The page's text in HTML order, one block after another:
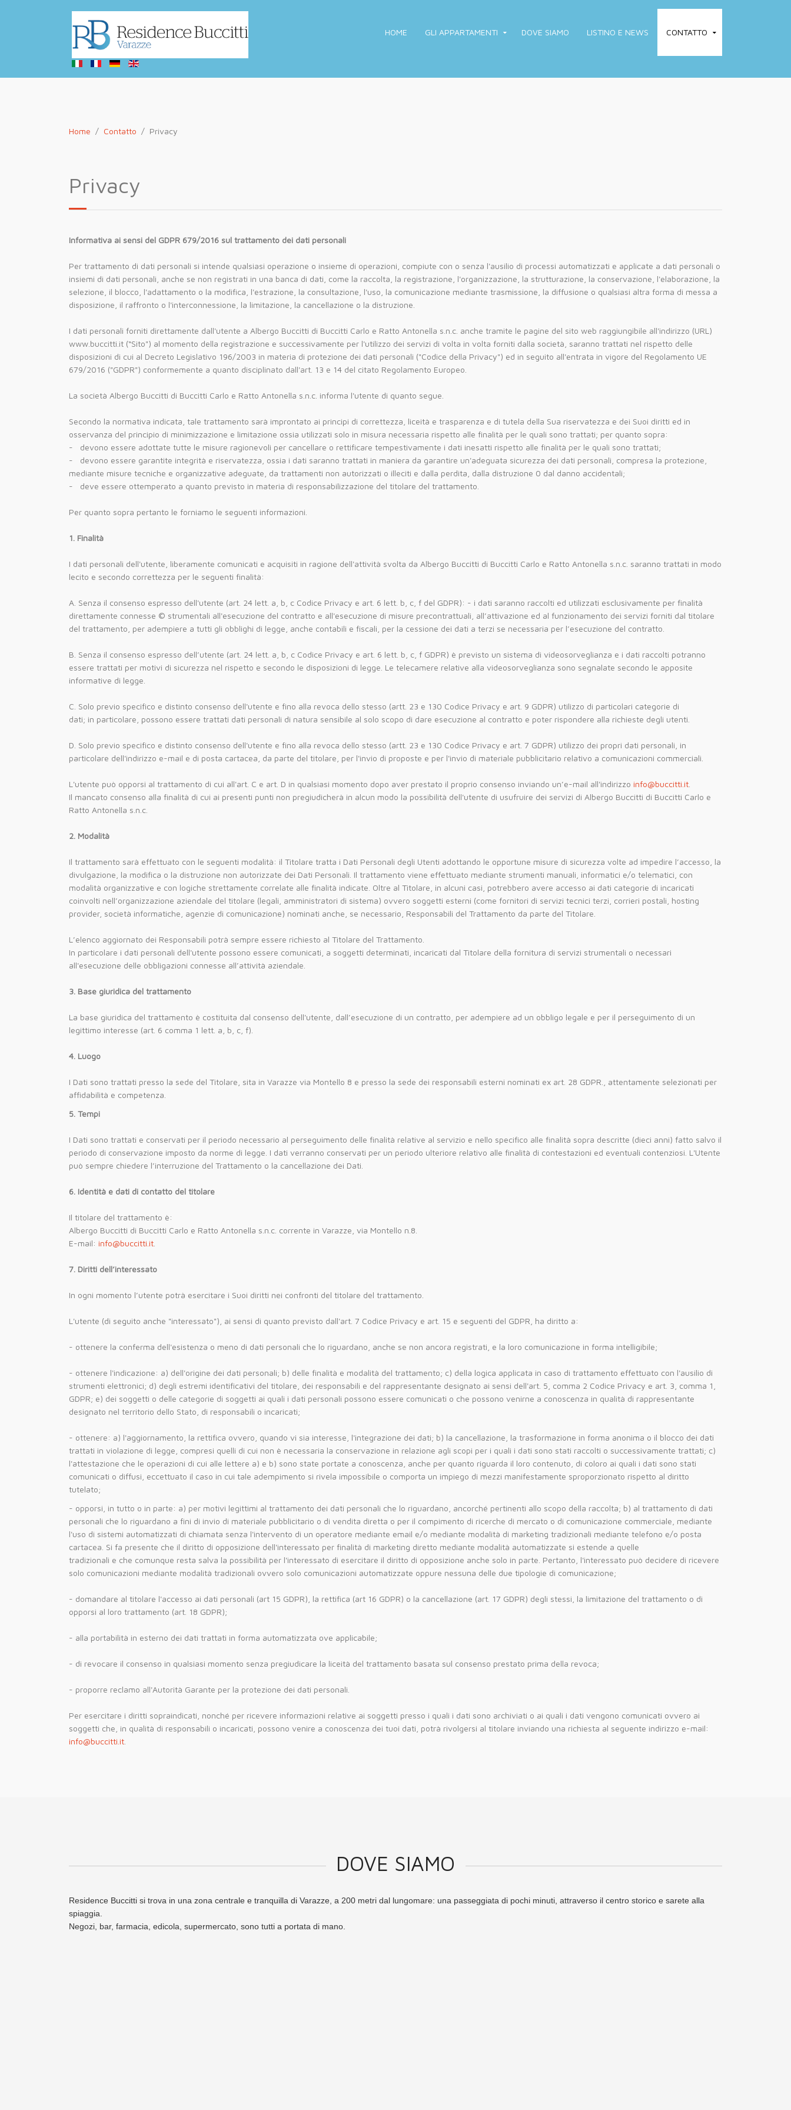
HOME GLI APPARTAMENTI DOVE SIAMO LISTINO E NEWS CONTATTO
Home Contatto Privacy
Privacy
Informativa ai sensi del GDPR 679/2016 sul trattamento dei dati personali
Per trattamento di dati personali si intende qualsiasi operazione o insieme di operazioni, compiute con o senza l'ausilio di processi automatizzati e applicate a dati personali o
insiemi di dati personali, anche se non registrati in una banca di dati, come la raccolta, la registrazione, l'organizzazione, la strutturazione, la conservazione, l'elaborazione, la
selezione, il blocco, l'adattamento o la modifica, l'estrazione, la consultazione, l'uso, la comunicazione mediante trasmissione, la diffusione o qualsiasi altra forma di messa a
disposizione, il raffronto o l'interconnessione, la limitazione, la cancellazione o la distruzione.
I dati personali forniti direttamente dall'utente a Albergo Buccitti di Buccitti Carlo e Ratto Antonella s.n.c. anche tramite le pagine del sito web raggiungibile all'indirizzo (URL)
www.buccitti.it (“Sito") al momento della registrazione e successivamente per l'utilizzo dei servizi di volta in volta forniti dalla società, saranno trattati nel rispetto delle
disposizioni di cui al Decreto Legislativo 196/2003 in materia di protezione dei dati personali ("Codice della Privacy") ed in seguito all'entrata in vigore del Regolamento UE
679/2016 ("GDPR") conformemente a quanto disciplinato dall'art. 13 e 14 del citato Regolamento Europeo.
La società Albergo Buccitti di Buccitti Carlo e Ratto Antonella s.n.c. informa l'utente di quanto segue.
Secondo la normativa indicata, tale trattamento sarà improntato ai principi di correttezza, liceità e trasparenza e di tutela della Sua riservatezza e dei Suoi diritti ed in
osservanza del principio di minimizzazione e limitazione ossia utilizzati solo in misura necessaria rispetto alle finalità per le quali sono trattati; per quanto sopra:
- devono essere adottate tutte le misure ragionevoli per cancellare o rettificare tempestivamente i dati inesatti rispetto alle finalità per le quali sono trattati;
- devono essere garantite integrità e riservatezza, ossia i dati saranno trattati in maniera da garantire un'adeguata sicurezza dei dati personali, compresa la protezione,
mediante misure tecniche e organizzative adeguate, da trattamenti non autorizzati o illeciti e dalla perdita, dalla distruzione 0 dal danno accidentali;
- deve essere ottemperato a quanto previsto in materia di responsabilizzazione del titolare del trattamento.
Per quanto sopra pertanto le forniamo le seguenti informazioni.
1. Finalità
I dati personali dell'utente, liberamente comunicati e acquisiti in ragione dell'attività svolta da Albergo Buccitti di Buccitti Carlo e Ratto Antonella s.n.c. saranno trattati in modo
lecito e secondo correttezza per le seguenti finalità:
A. Senza il consenso espresso dell'utente (art. 24 lett. a, b, c Codice Privacy e art. 6 lett. b, c, f del GDPR): - i dati saranno raccolti ed utilizzati esclusivamente per finalità
direttamente connesse © strumentali all'esecuzione del contratto e all'esecuzione di misure precontrattuali, all’attivazione ed al funzionamento dei servizi forniti dal titolare
del trattamento, per adempiere a tutti gli obblighi di legge, anche contabili e fiscali, per la cessione dei dati a terzi se necessaria per l’esecuzione del contratto.
B. Senza il consenso espresso dell’utente (art. 24 lett. a, b, c Codice Privacy e art. 6 lett. b, c, f GDPR) è previsto un sistema di videosorveglianza e i dati raccolti potranno
essere trattati per motivi di sicurezza nel rispetto e secondo le disposizioni di legge. Le telecamere relative alla videosorveglianza sono segnalate secondo le apposite
informative di legge.
C. Solo previo specifico e distinto consenso dell'utente e fino alla revoca dello stesso (artt. 23 e 130 Codice Privacy e art. 9 GDPR) utilizzo di particolari categorie di
dati; in particolare, possono essere trattati dati personali di natura sensibile al solo scopo di dare esecuzione al contratto e poter rispondere alla richieste degli utenti.
D. Solo previo specifico e distinto consenso dell'utente e fino alla revoca dello stesso (artt. 23 e 130 Codice Privacy e art. 7 GDPR) utilizzo dei propri dati personali, in
particolare dell'indirizzo e-mail e di posta cartacea, da parte del titolare, per l'invio di proposte e per l'invio di materiale pubblicitario relativo a comunicazioni commerciali.
L'utente può opporsi al trattamento di cui all'art. C e art. D in qualsiasi momento dopo aver prestato il proprio consenso inviando un’e-mail all'indirizzo info@buccitti.it
Il mancato consenso alla finalità di cui ai presenti punti non pregiudicherà in alcun modo la possibilità dell'utente di usufruire dei servizi di Albergo Buccitti di Buccitti Carlo e
Ratto Antonella s.n.c.
2. Modalità
Il trattamento sarà effettuato con le seguenti modalità: il Titolare tratta i Dati Personali degli Utenti adottando le opportune misure di sicurezza volte ad impedire l’accesso, la
divulgazione, la modifica o la distruzione non autorizzate dei Dati Personali. Il trattamento viene effettuato mediante strumenti manuali, informatici e/o telematici, con
modalità organizzative e con logiche strettamente correlate alle finalità indicate. Oltre al Titolare, in alcuni casi, potrebbero avere accesso ai dati categorie di incaricati
coinvolti nell’organizzazione aziendale del titolare (legali, amministratori di sistema) ovvero soggetti esterni (come fornitori di servizi tecnici terzi, corrieri postali, hosting
provider, società informatiche, agenzie di comunicazione) nominati anche, se necessario, Responsabili del Trattamento da parte del Titolare.
L’elenco aggiornato dei Responsabili potrà sempre essere richiesto al Titolare del Trattamento.
In particolare i dati personali dell'utente possono essere comunicati, a soggetti determinati, incaricati dal Titolare della fornitura di servizi strumentali o necessari
all'esecuzione delle obbligazioni connesse all’attività aziendale.
3. Base giuridica del trattamento
La base giuridica del trattamento è costituita dal consenso dell'utente, dall’esecuzione di un contratto, per adempiere ad un obbligo legale e per il perseguimento di un
legittimo interesse (art. 6 comma 1 lett. a, b, c, f).
4. Luogo
I Dati sono trattati presso la sede del Titolare, sita in Varazze via Montello 8 e presso la sede dei responsabili esterni nominati ex art. 28 GDPR., attentamente selezionati per
affidabilità e competenza.
5. Tempi
I Dati sono trattati e conservati per il periodo necessario al perseguimento delle finalità relative al servizio e nello specifico alle finalità sopra descritte (dieci anni) fatto salvo il
periodo di conservazione imposto da norme di legge. I dati verranno conservati per un periodo ulteriore relativo alle finalità di contestazioni ed eventuali contenziosi. L'Utente
può sempre chiedere l’interruzione del Trattamento o la cancellazione dei Dati.
6. Identità e dati di contatto del titolare
Il titolare del trattamento è:
Albergo Buccitti di Buccitti Carlo e Ratto Antonella s.n.c. corrente in Varazze, via Montello n.8.
E-mail: info@buccitti.it
7. Diritti dell’interessato
In ogni momento l’utente potrà esercitare i Suoi diritti nei confronti del titolare del trattamento.
L'utente (di seguito anche "interessato"), ai sensi di quanto previsto dall'art. 7 Codice Privacy e art. 15 e seguenti del GDPR, ha diritto a:
- ottenere la conferma dell'esistenza o meno di dati personali che lo riguardano, anche se non ancora registrati, e la loro comunicazione in forma intelligibile;
- ottenere l'indicazione: a) dell'origine dei dati personali; b) delle finalità e modalità del trattamento; c) della logica applicata in caso di trattamento effettuato con l'ausilio di
strumenti elettronici; d) degli estremi identificativi del titolare, dei responsabili e del rappresentante designato ai sensi dell'art. 5, comma 2 Codice Privacy e art. 3, comma 1,
GDPR; e) dei soggetti o delle categorie di soggetti ai quali i dati personali possono essere comunicati o che possono venirne a conoscenza in qualità di rappresentante
designato nel territorio dello Stato, di responsabili o incaricati;
- ottenere: a) l'aggiornamento, la rettifica ovvero, quando vi sia interesse, l'integrazione dei dati; b) la cancellazione, la trasformazione in forma anonima o il blocco dei dati
trattati in violazione di legge, compresi quelli di cui non è necessaria la conservazione in relazione agli scopi per i quali i dati sono stati raccolti o successivamente trattati; c)
l'attestazione che le operazioni di cui alle lettere a) e b) sono state portate a conoscenza, anche per quanto riguarda il loro contenuto, di coloro ai quali i dati sono stati
comunicati o diffusi, eccettuato il caso in cui tale adempimento si rivela impossibile o comporta un impiego di mezzi manifestamente sproporzionato rispetto al diritto
tutelato;
- opporsi, in tutto o in parte: a) per motivi legittimi al trattamento dei dati personali che lo riguardano, ancorché pertinenti allo scopo della raccolta; b) al trattamento di dati
personali che lo riguardano a fini di invio di materiale pubblicitario o di vendita diretta o per il compimento di ricerche di mercato o di comunicazione commerciale, mediante
l'uso di sistemi automatizzati di chiamata senza l'intervento di un operatore mediante email e/o mediante modalità di marketing tradizionali mediante telefono e/o posta
cartacea. Si fa presente che il diritto di opposizione dell'interessato per finalità di marketing diretto mediante modalità automatizzate si estende a quelle
tradizionali e che comunque resta salva la possibilità per l'interessato di esercitare il diritto di opposizione anche solo in parte. Pertanto, l'interessato può decidere di ricevere
solo comunicazioni mediante modalità tradizionali ovvero solo comunicazioni automatizzate oppure nessuna delle due tipologie di comunicazione;
- domandare al titolare l'accesso ai dati personali (art 15 GDPR), la rettifica (art 16 GDPR) o la cancellazione (art. 17 GDPR) degli stessi, la limitazione del trattamento o di
opporsi al loro trattamento (art. 18 GDPR);
- alla portabilità in esterno dei dati trattati in forma automatizzata ove applicabile;
- di revocare il consenso in qualsiasi momento senza pregiudicare la liceità del trattamento basata sul consenso prestato prima della revoca;
- proporre reclamo all'Autorità Garante per la protezione dei dati personali.
Per esercitare i diritti sopraindicati, nonché per ricevere informazioni relative ai soggetti presso i quali i dati sono archiviati o ai quali i dati vengono comunicati ovvero ai
soggetti che, in qualità di responsabili o incaricati, possono venire a conoscenza dei tuoi dati, potrà rivolgersi al titolare inviando una richiesta al seguente indirizzo e-mail:
info@buccitti.it
DOVE SIAMO
Residence Buccitti si trova in una zona centrale e tranquilla di Varazze, a 200 metri dal lungomare: una passeggiata di pochi minuti, attraverso il centro storico e sarete alla
spiaggia.
Negozi, bar, farmacia, edicola, supermercato, sono tutti a portata di mano.